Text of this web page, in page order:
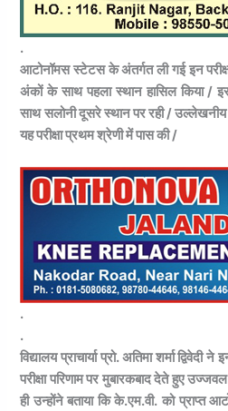
.
आटोनॉमस स्टेटस के अंतर्गत ली गई इन
अंकों के साथ पहला स्थान हासिल किया
साथ सलोनी दूसरे स्थान पर रही /
यह परीक्षा प्रथम श्रेणी में पास की /
.
.
विद्यालय प्राचार्या प्रो. अतिमा शर्मा
परीक्षा परिणाम पर मुबारकबाद देते हुए
ही उन्होंने बताया कि के.एम.वी. को प्राप्त